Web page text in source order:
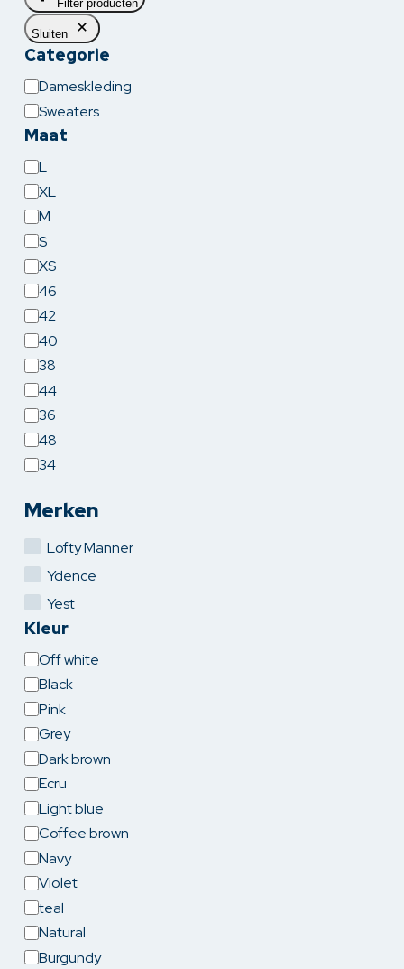
Filter producten
Sluiten
Categorie
Categorie
Dameskleding
Sweaters
Maat
Maat
L
XL
M
S
XS
46
42
40
38
44
36
48
34
Merken
Lofty Manner
Ydence
Yest
Kleur
KleurOff white
Black
Pink
Grey
Dark brown
Ecru
Light blue
Coffee brown
Navy
Violet
teal
Natural
Burgundy